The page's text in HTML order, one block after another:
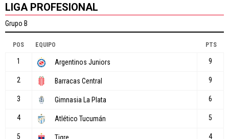
LIGA PROFESIONAL